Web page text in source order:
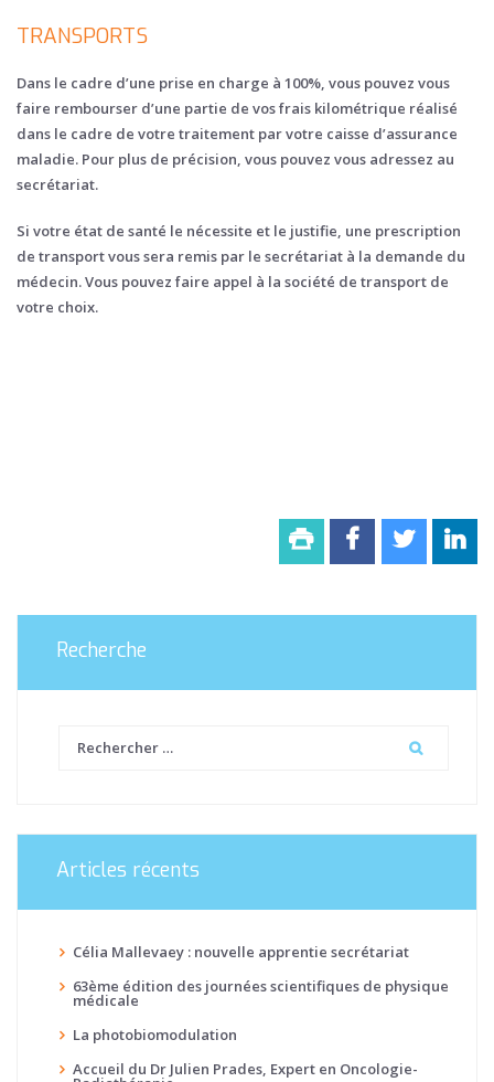
TRANSPORTS
Dans le cadre d’une prise en charge à 100%, vous pouvez vous
faire rembourser d’une partie de vos frais kilométrique réalisé
dans le cadre de votre traitement par votre caisse d’assurance
maladie. Pour plus de précision, vous pouvez vous adressez au
secrétariat.
Si votre état de santé le nécessite et le justifie, une prescription
de transport vous sera remis par le secrétariat à la demande du
médecin. Vous pouvez faire appel à la société de transport de
votre choix.
Recherche
Articles récents
Célia Mallevaey : nouvelle apprentie secrétariat
63ème édition des journées scientifiques de physique
médicale
La photobiomodulation
Accueil du Dr Julien Prades, Expert en Oncologie-